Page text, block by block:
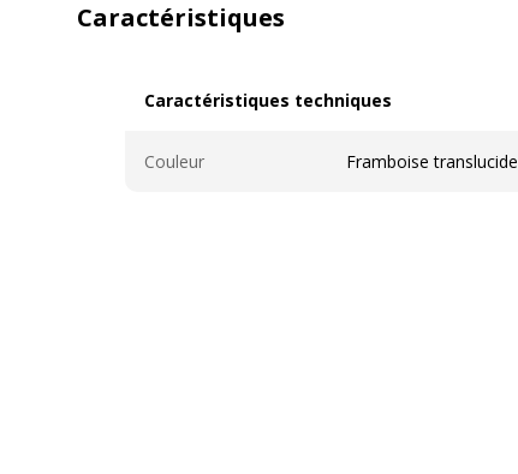
Caractéristiques
Caractéristiques techniques
Couleur Framboise translucide